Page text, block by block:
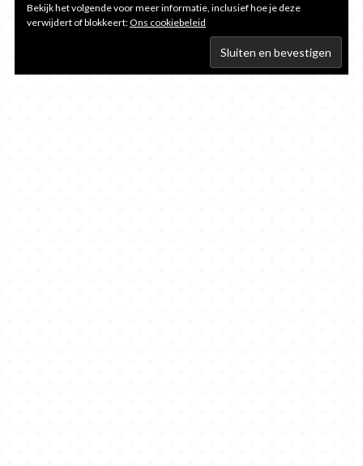
Bekijk het volgende voor meer informatie, inclusief hoe je deze
verwijdert of blokkeert:Ons cookiebeleid